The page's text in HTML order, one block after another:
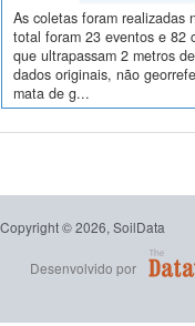
As coletas foram realizadas
total foram 23 eventos e 82
que ultrapassam 2 metros
dados originais, não
mata de g...
Copyright © 2026, SoilData
Desenvolvido por